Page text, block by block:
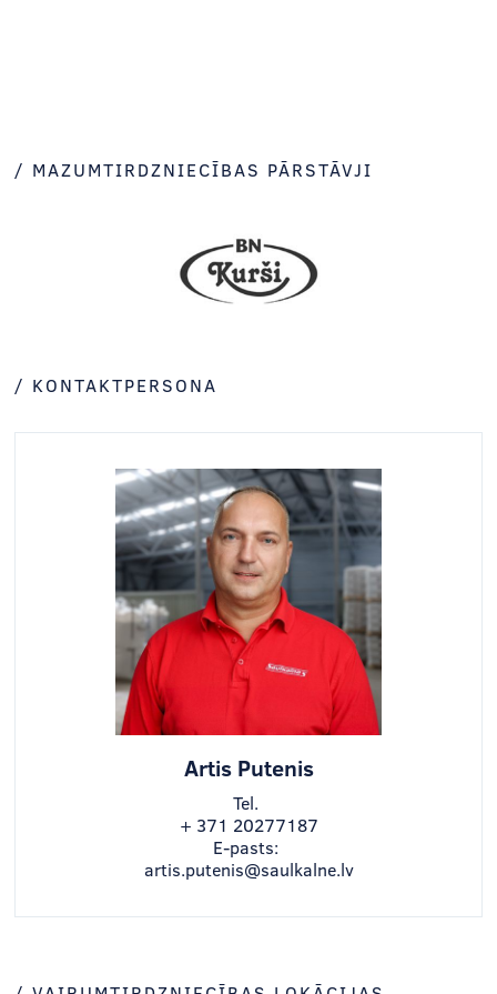
/ MAZUMTIRDZNIECĪBAS PĀRSTĀVJI
/ KONTAKTPERSONA
Artis Putenis
Tel.
+ 371 20277187
E-pasts:
artis.putenis@saulkalne.lv